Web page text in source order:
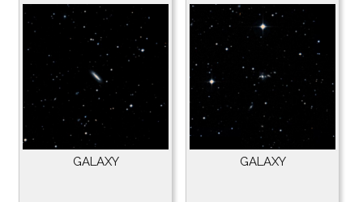
GALAXY GALAXY